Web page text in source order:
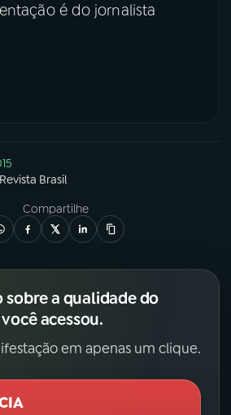
é do jornalista
Revista Brasil
Compartilhe
sobre a qualidade do
acessou.
em apenas um clique.